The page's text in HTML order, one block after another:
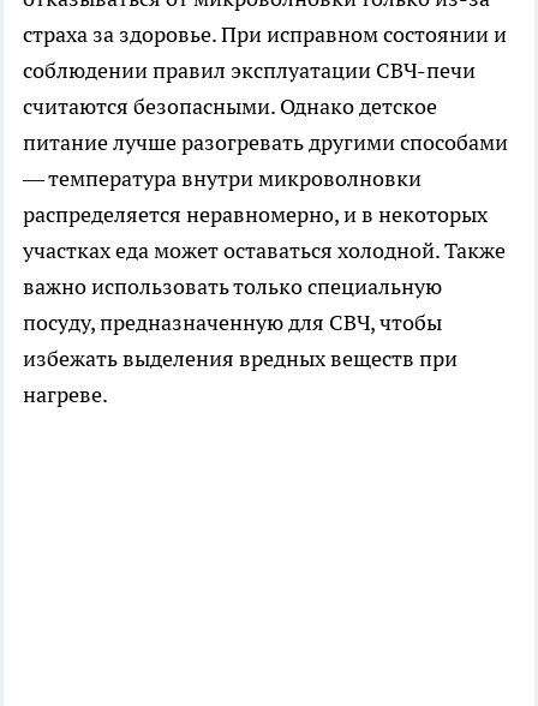
страха за здоровье. При исправном состоянии и
соблюдении правил эксплуатации СВЧ-печи
считаются безопасными. Однако детское
питание лучше разогревать другими способами
— температура внутри микроволновки
распределяется неравномерно, и в некоторых
участках еда может оставаться холодной. Также
важно использовать только специальную
посуду, предназначенную для СВЧ, чтобы
избежать выделения вредных веществ при
нагреве.